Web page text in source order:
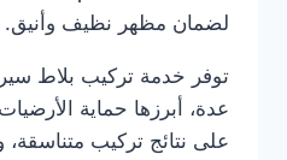
لضمان مظهر نظيف وأنيق.
توفر خدمة تركيب بلاط
عدة، أبرزها حماية
على نتائج تركيب متناسقة،